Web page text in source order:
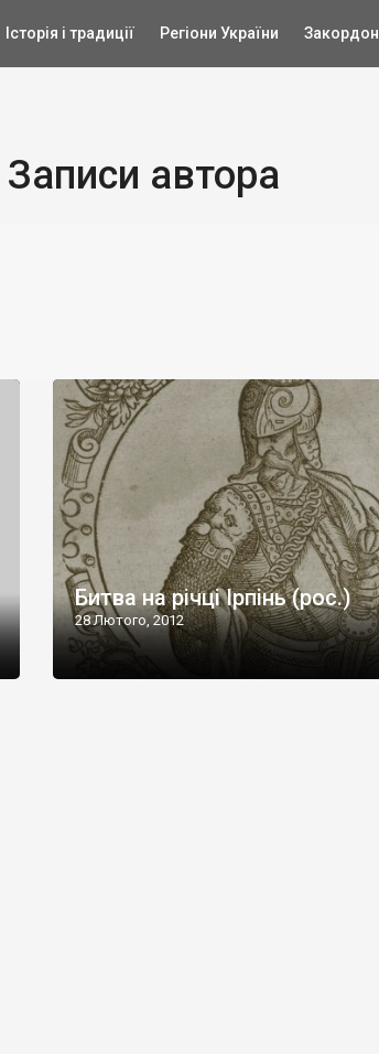
Історія і традиції Регіони України Закордон
автора
Битва на річці Ірпінь (рос.)
28 Лютого, 2012